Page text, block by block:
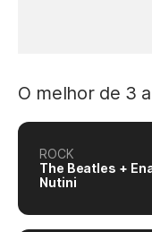
O melhor de 3
ROCK
The Beatles +
Nutini